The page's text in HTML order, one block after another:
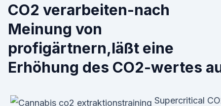
CO2 verarbeiten-nach
Meinung von
profigärtnern,läßt eine
Erhöhung des CO2-wertes
Supercritical